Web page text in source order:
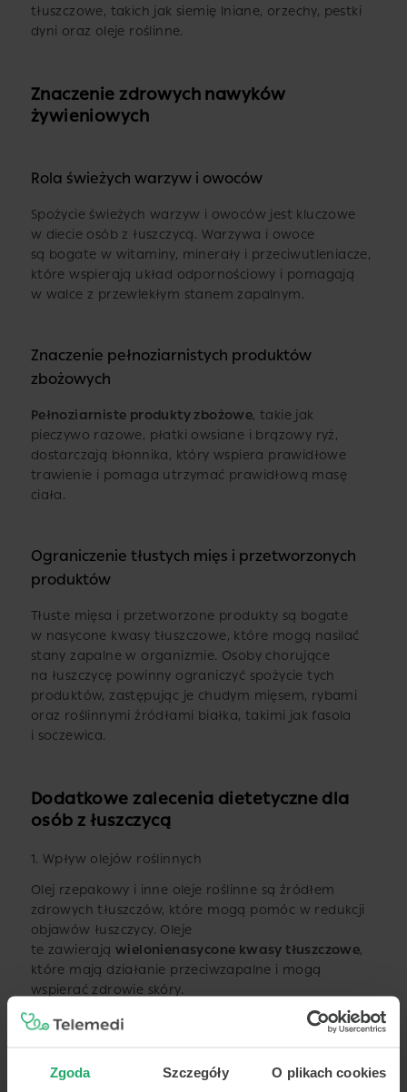
Zgoda Szczegóły O plikach cookies
tłuszczowe, takich jak siemię lniane, orzechy, pestki
dyni oraz oleje roślinne.
Znaczenie zdrowych nawyków
żywieniowych
Rola świeżych warzyw i owoców
Spożycie świeżych warzyw i owoców jest kluczowe
w diecie osób z łuszczycą. Warzywa i owoce
są bogate w witaminy, minerały i przeciwutleniacze,
które wspierają układ odpornościowy i pomagają
w walce z przewlekłym stanem zapalnym.
Znaczenie pełnoziarnistych produktów
zbożowych
Pełnoziarniste produkty zbożowe, takie jak
pieczywo razowe, płatki owsiane i brązowy ryż,
dostarczają błonnika, który wspiera prawidłowe
trawienie i pomaga utrzymać prawidłową masę
ciała.
Ograniczenie tłustych mięs i przetworzonych
produktów
Tłuste mięsa i przetworzone produkty są bogate
w nasycone kwasy tłuszczowe, które mogą nasilać
stany zapalne w organizmie. Osoby chorujące
na łuszczycę powinny ograniczyć spożycie tych
produktów, zastępując je chudym mięsem, rybami
oraz roślinnymi źródłami białka, takimi jak fasola
i soczewica.
Dodatkowe zalecenia dietetyczne dla
osób z łuszczycą
1. Wpływ olejów roślinnych
Olej rzepakowy i inne oleje roślinne są źródłem
zdrowych tłuszczów, które mogą pomóc w redukcji
objawów łuszczycy. Oleje
te zawierają wielonienasycone kwasy tłuszczowe,
które mają działanie przeciwzapalne i mogą
wspierać zdrowie skóry.
2. Suplementacja witamin i minerałów
i papierosów